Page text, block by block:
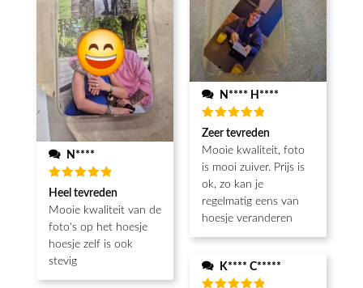
N****
Beoordeeld
5van de 5
Heel tevreden
Mooie kwaliteit van de
foto's op het hoesje
hoesje zelf is ook
stevig
N**** H****
Beoordeeld
5van de 5
Zeer tevreden
Mooie kwaliteit, foto
is mooi zuiver. Prijs is
ok, zo kan je
regelmatig eens van
hoesje veranderen
K**** C*****